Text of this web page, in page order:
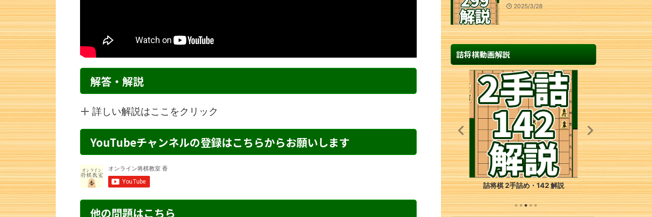
解答・解説
詳しい解説はここをクリック
YouTubeチャンネルの登録はこちらからお願いします
他の問題はこちら
2025/3/28
詰将棋動画解説
詰将棋 3手詰め・251 解説 詰将棋 2手詰め・142 解説 詰将